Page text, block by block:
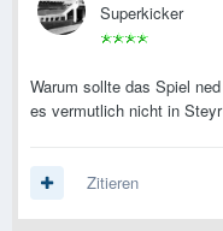
Superkicker
Warum sollte das Spiel
es vermutlich nicht in
Zitieren